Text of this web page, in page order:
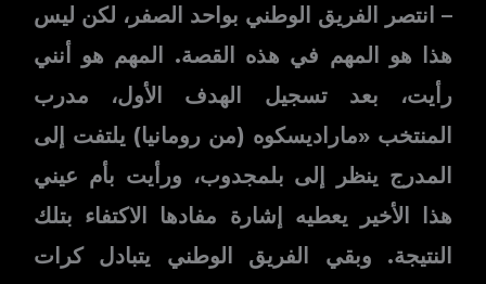
– انتصر الفريق الوطني بواحد الصفر، لكن ليس
هذا هو المهم في هذه القصة. المهم هو أنني
رأيت، بعد تسجيل الهدف الأول، مدرب
المنتخب «مارادیسکوه (من رومانيا) يلتفت إلى
المدرج ينظر إلى بلمجدوب، ورأيت بأم عيني
هذا الأخير يعطيه إشارة مفادها الاكتفاء بتلك
النتيجة. وبقي الفريق الوطني يتبادل كرات